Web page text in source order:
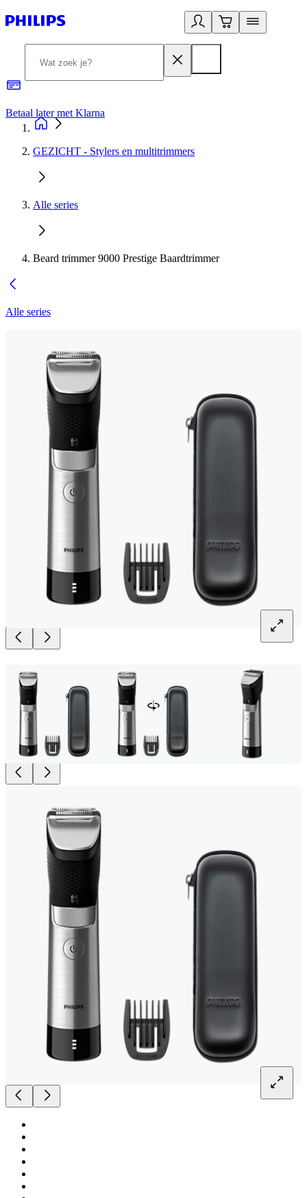
Betaal later met Klarna
GEZICHT - Stylers en multitrimmers
Alle series
Beard trimmer 9000 Prestige Baardtrimmer
Alle series